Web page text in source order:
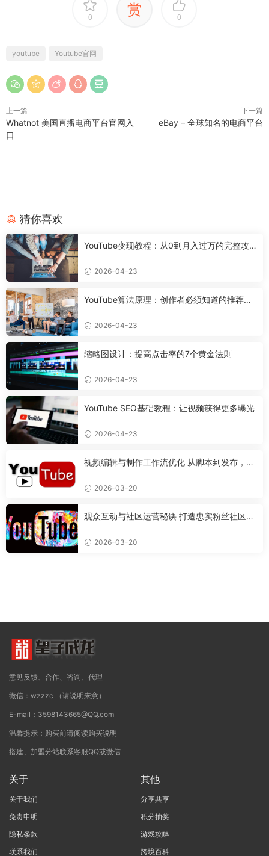
0 赏 0
youtube Youtube官网
上一篇
Whatnot 美国直播电商平台官网入
口
下一篇
eBay – 全球知名的电商平台
猜你喜欢
YouTube变现教程：从0到月入过万的完整攻
2026-04-23
YouTube算法原理：创作者必须知道的推荐机
2026-04-23
缩略图设计：提高点击率的7个黄金法则
2026-04-23
YouTube SEO基础教程：让视频获得更多曝光
2026-04-23
视频编辑与制作工作流优化 从脚本到发布，打
2026-03-20
观众互动与社区运营秘诀 打造忠实粉丝社区，
2026-03-20
意见反馈、合作、咨询、代理
微信：wzzzc （请说明来意）
E-mail：3598143665@QQ.com
温馨提示：购买前请阅读购买说明
搭建、加盟分站联系客服QQ或微信
关于
关于我们
免责申明
隐私条款
联系我们
其他
分享共享
积分抽奖
游戏攻略
跨境百科